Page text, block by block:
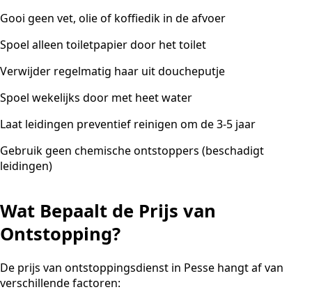
Gooi geen vet, olie of koffiedik in de afvoer
Spoel alleen toiletpapier door het toilet
Verwijder regelmatig haar uit doucheputje
Spoel wekelijks door met heet water
Laat leidingen preventief reinigen om de 3-5 jaar
Gebruik geen chemische ontstoppers (beschadigt
leidingen)
Wat Bepaalt de Prijs van
Ontstopping?
De prijs van ontstoppingsdienst in Pesse hangt af van
verschillende factoren: